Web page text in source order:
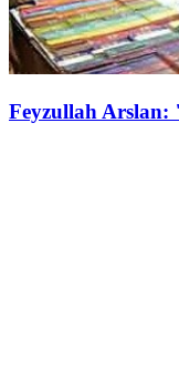
Feyzullah